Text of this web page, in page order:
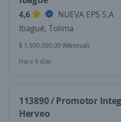
4,6
NUEVA EPS S.A
Ibagué, Tolima
$ 1.500.000,00 (Mensual)
Hace 6 días
113890 / Promotor
Herveo